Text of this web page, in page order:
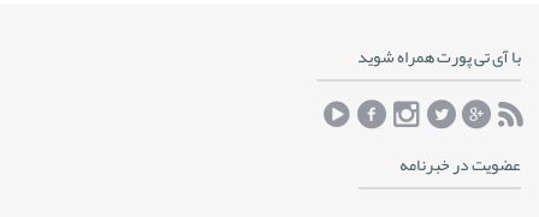
با آی تی پورت همراه شوید
عضویت در خبرنامه